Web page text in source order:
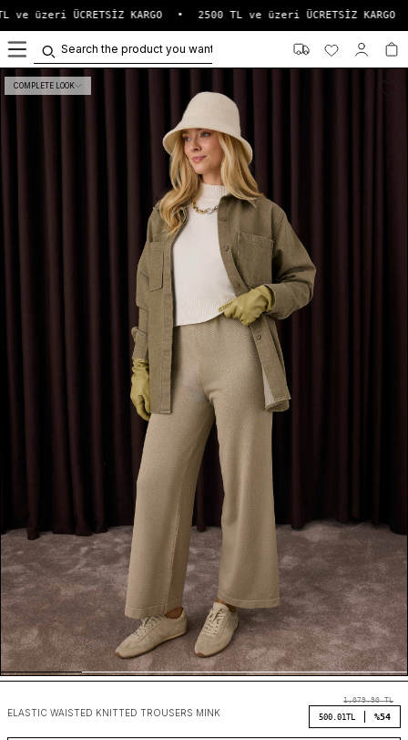
ve üzeri ÜCRETSİZ KARGO • 2500 TL ve üzeri ÜCRETSİZ KARGO
COMPLETE LOOK
ELASTIC WAISTED KNITTED TROUSERS MINK
1,079.90TL
500.01 TL %54